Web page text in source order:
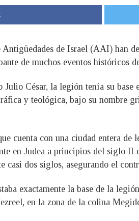
de Israel (AAI) han
de muchos eventos históricos
Julio César, la legión tenía su
y teológica, bajo su nombre
cuenta con una ciudad entera
en Judea a principios del siglo
casi dos siglos, asegurando el
exactamente la base de la
en la zona de la colina